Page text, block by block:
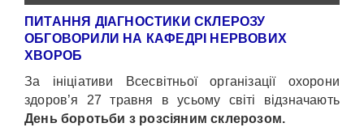
ПИТАННЯ ДІАГНОСТИКИ СКЛЕРОЗУ
ОБГОВОРИЛИ НА КАФЕДРІ НЕРВОВИХ
ХВОРОБ
За ініціативи Всесвітньої організації охорони
здоров’я 27 травня в усьому світі відзначають
День боротьби з розсіяним склерозом.